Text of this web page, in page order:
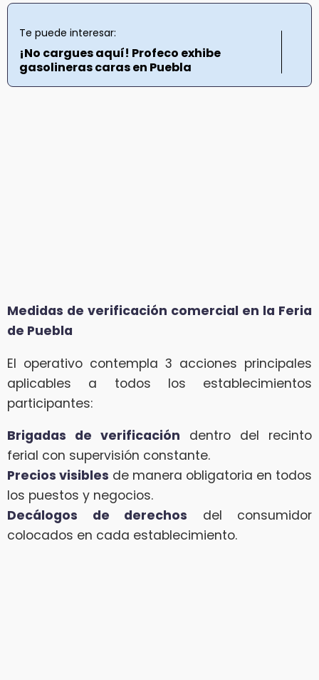
Te puede interesar:
¡No cargues aquí! Profeco exhibe
gasolineras caras en Puebla
Medidas de verificación comercial en la Feria
de Puebla
El operativo contempla 3 acciones principales
aplicables a todos los establecimientos
participantes:
Brigadas de verificación dentro del recinto
ferial con supervisión constante.
Precios visibles de manera obligatoria en todos
los puestos y negocios.
Decálogos de derechos del consumidor
colocados en cada establecimiento.